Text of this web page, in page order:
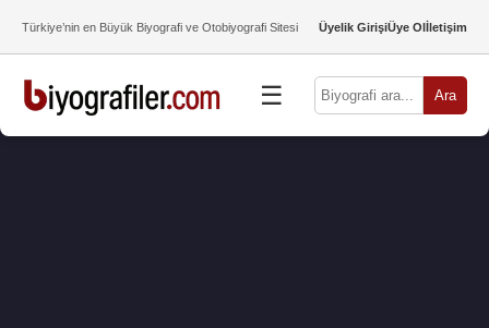
Türkiye’nin en Büyük Biyografi ve Otobiyografi Sitesi Üyelik GirişiÜye Olİletişim
☰ Ara